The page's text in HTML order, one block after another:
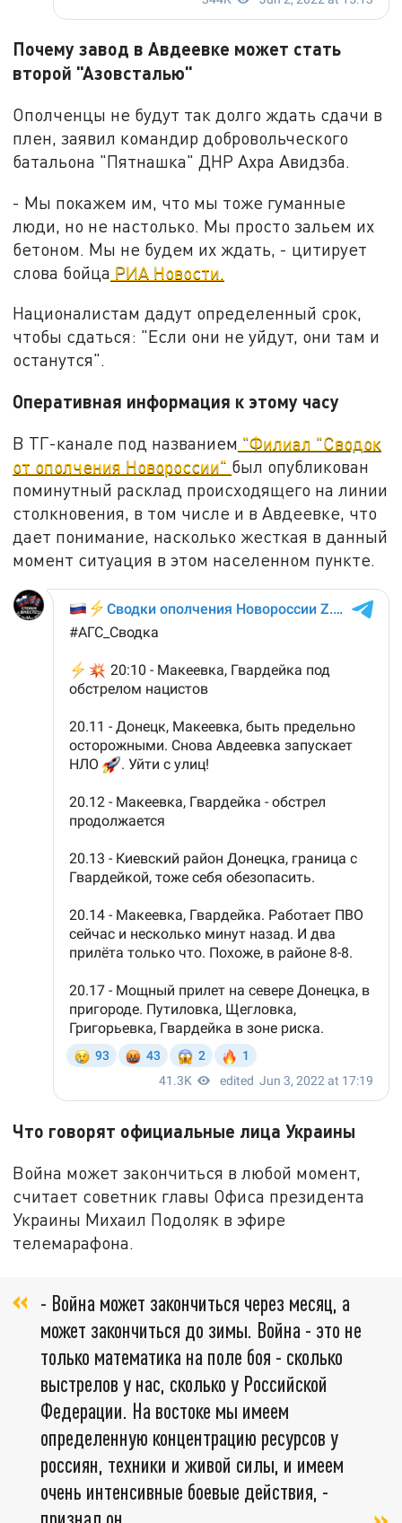
Почему завод в Авдеевке может стать
второй "Азовсталью"
Ополченцы не будут так долго ждать сдачи в
плен, заявил командир добровольческого
батальона "Пятнашка" ДНР Ахра Авидзба.
- Мы покажем им, что мы тоже гуманные
люди, но не настолько. Мы просто зальем их
бетоном. Мы не будем их ждать, - цитирует
слова бойца РИА Новости.
Националистам дадут определенный срок,
чтобы сдаться: "Если они не уйдут, они там и
останутся".
Оперативная информация к этому часу
В ТГ-канале под названием "Филиал "Сводок
от ополчения Новороссии" был опубликован
поминутный расклад происходящего на линии
столкновения, в том числе и в Авдеевке, что
дает понимание, насколько жесткая в данный
момент ситуация в этом населенном пункте.
Что говорят официальные лица Украины
Война может закончиться в любой момент,
считает советник главы Офиса президента
Украины Михаил Подоляк в эфире
телемарафона.
- Война может закончиться через месяц, а
может закончиться до зимы. Война - это не
только математика на поле боя - сколько
выстрелов у нас, сколько у Российской
Федерации. На востоке мы имеем
определенную концентрацию ресурсов у
россиян, техники и живой силы, и имеем
очень интенсивные боевые действия, -